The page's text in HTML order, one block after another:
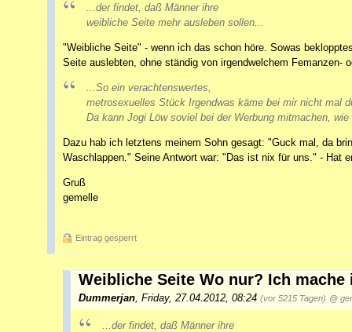
...der findet, daß Männer ihre
weibliche Seite mehr ausleben sollen...
"Weibliche Seite" - wenn ich das schon höre. Sowas
Seite auslebten, ohne ständig von irgendwelchem Femanzen-
...So ein verachtenswertes,
metrosexuelles Stück Irgendwas käme bei mir nicht mal
Da kann Jogi Löw soviel bei der Werbung mitmachen,
Dazu hab ich letztens meinem Sohn gesagt: "Guck mal, da
Waschlappen." Seine Antwort war: "Das ist nix für uns." - Hat
Gruß
gemelle
Eintrag gesperrt
Weibliche Seite Wo nur? Ich mache
Dummerjan Friday, 27.04.2012, 08:24 (vor 5215 Tagen) @
...der findet, daß Männer ihre